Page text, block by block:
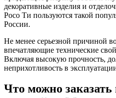
декоративные изделия и
Росо Ти пользуются такой
России.
Не менее серьезной причиной
впечатляющие технические
Включая высокую прочность,
неприхотливость в
Что можно заказать